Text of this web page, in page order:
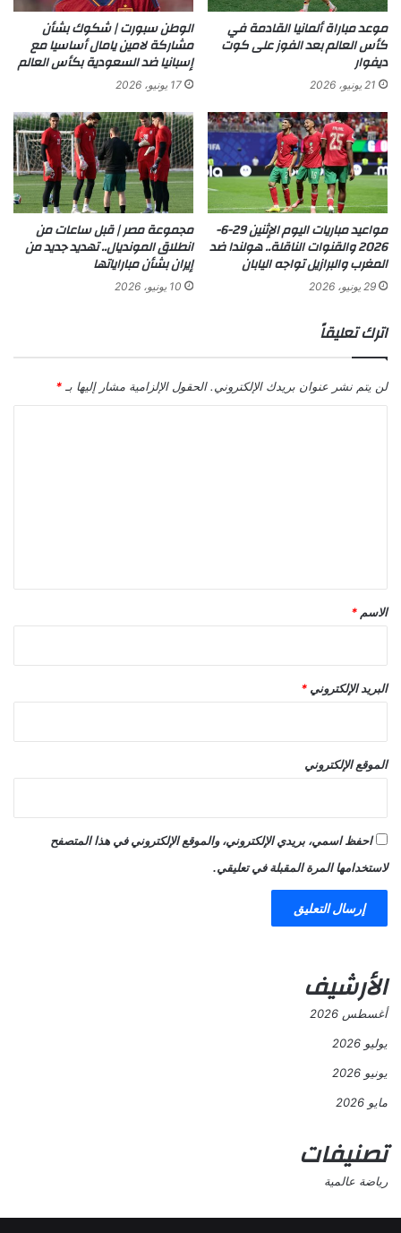
موعد مباراة ألمانيا القادمة في
كأس العالم بعد الفوز على كوت
ديفوار
21 يونيو، 2026
الوطن سبورت | شكوك بشأن
مشاركة لامين يامال أساسيا مع
إسبانيا ضد السعودية بكأس العالم
17 يونيو، 2026
مواعيد مباريات اليوم الإثنين 29-6-
2026 والقنوات الناقلة.. هولندا ضد
المغرب والبرازيل تواجه اليابان
29 يونيو، 2026
مجموعة مصر | قبل ساعات من
انطلاق المونديال.. تهديد جديد من
إيران بشأن مباراياتها
10 يونيو، 2026
اترك تعليقاً
لن يتم نشر عنوان بريدك الإلكتروني. الحقول الإلزامية مشار إليها بـ *
*
الاسم *
البريد الإلكتروني *
الموقع الإلكتروني
احفظ اسمي، بريدي الإلكتروني، والموقع الإلكتروني في هذا المتصفح
لاستخدامها المرة المقبلة في تعليقي.
الأرشيف
أغسطس 2026
يوليو 2026
يونيو 2026
مايو 2026
تصنيفات
رياضة عالمية